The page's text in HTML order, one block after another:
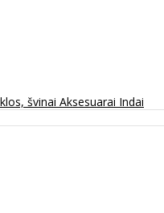
švinai Aksesuarai Indai